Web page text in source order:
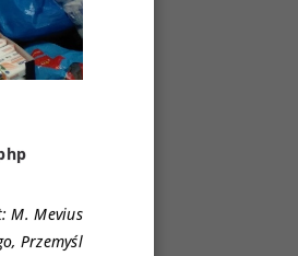
M. Mevius
Przemyśl